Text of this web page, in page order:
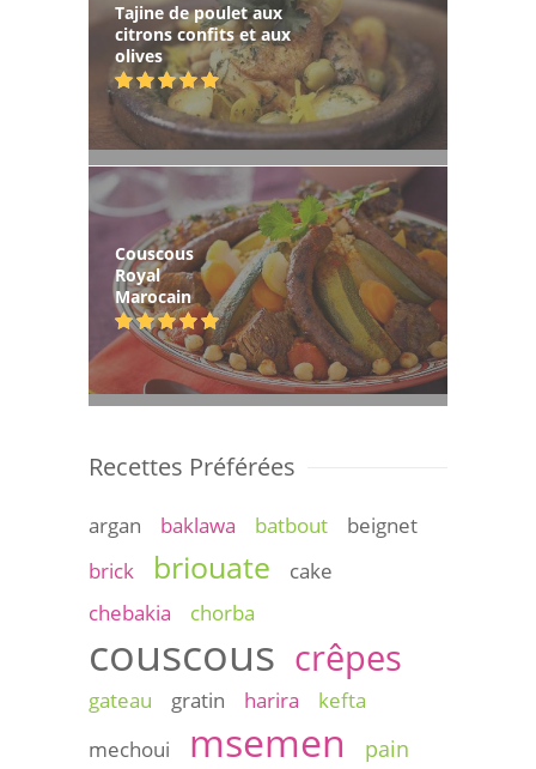
Tajine de poulet aux
citrons confits et aux
olives
Couscous
Royal
Marocain
Recettes Préférées
argan baklawa batbout
beignet
brick
briouate
cake
chebakia
chorba
couscous crêpes
gateau gratin harira
kefta
mechoui
msemen pain